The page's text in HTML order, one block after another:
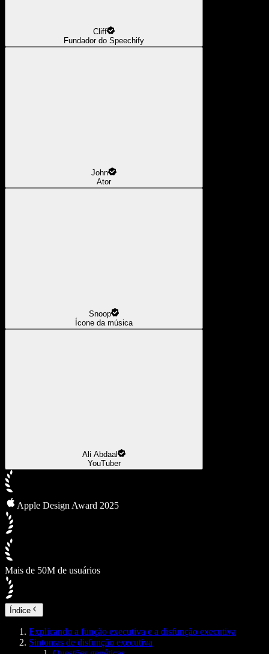
Cliff
Fundador do Speechify
John
Ator
Snoop
Ícone da música
Ali Abdaal
YouTuber
Apple Design Award 2025
Mais de 50M de usuários
Índice
Explicando a função executiva e a disfunção executiva
Sintomas de disfunção executiva